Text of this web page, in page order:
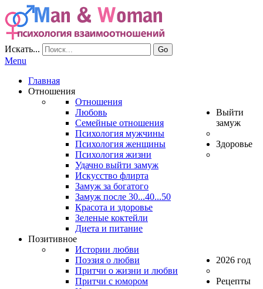
Искать... Go
Menu
Главная
Отношения
Отношения
Любовь
Семейные отношения
Психология мужчины
Психология женщины
Психология жизни
Выйти
замуж
Удачно выйти замуж
Искусство флирта
Замуж за богатого
Замуж после 30...40...50
Здоровье
Красота и здоровье
Зеленые коктейли
Диета и питание
Позитивное
Истории любви
Поэзия о любви
Притчи о жизни и любви
Притчи с юмором
2026 год
Рецепты